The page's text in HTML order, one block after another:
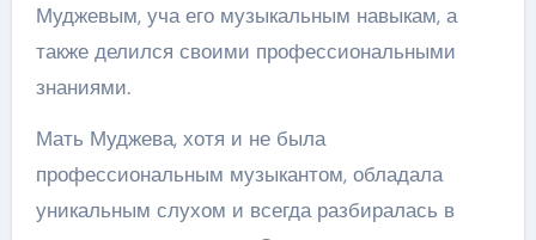
Муджевым, уча его музыкальным навыкам, а
также делился своими профессиональными
знаниями.
Мать Муджева, хотя и не была
профессиональным музыкантом, обладала
уникальным слухом и всегда разбиралась в